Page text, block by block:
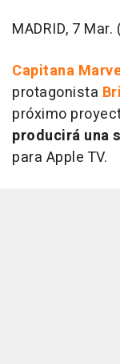
MADRID, 7
Capitana
protagonista
próximo
producirá una
para Apple TV.